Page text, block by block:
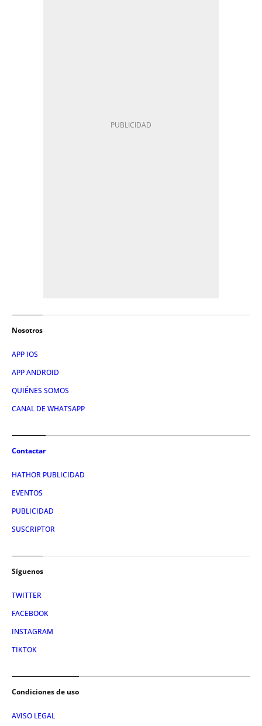
Nosotros
APP IOS
APP ANDROID
QUIÉNES SOMOS
CANAL DE WHATSAPP
Contactar
HATHOR PUBLICIDAD
EVENTOS
PUBLICIDAD
SUSCRIPTOR
Síguenos
TWITTER
FACEBOOK
INSTAGRAM
TIKTOK
Condiciones de uso
AVISO LEGAL